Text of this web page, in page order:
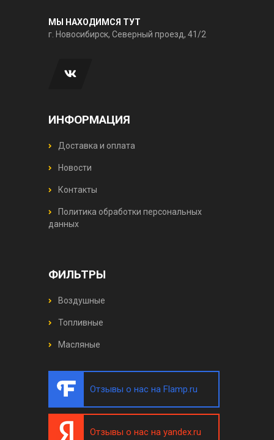
МЫ НАХОДИМСЯ ТУТ
г. Новосибирск, Северный проезд, 41/2
ИНФОРМАЦИЯ
Доставка и оплата
Новости
Контакты
Политика обработки персональных
данных
ФИЛЬТРЫ
Воздушные
Топливные
Масляные
Отзывы о нас на Flamp.ru
Отзывы о нас на yandex.ru